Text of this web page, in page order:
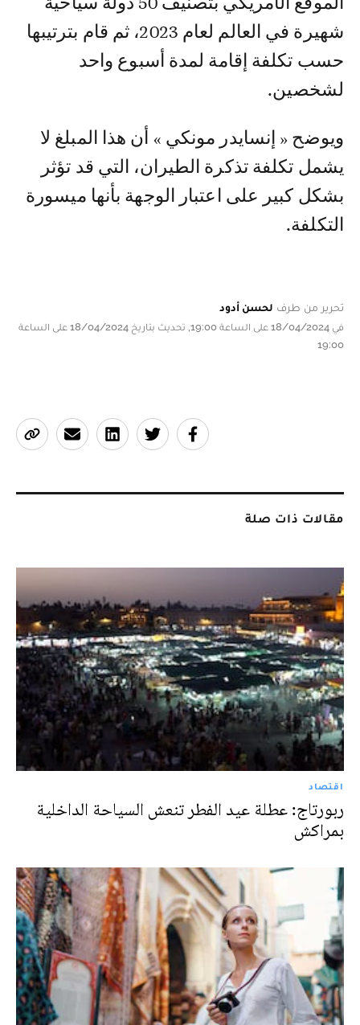
شهيرة في العالم لعام 2023، ثم قام بترتيبها
حسب تكلفة إقامة لمدة أسبوع واحد
لشخصين.
ويوضح « إنسايدر مونكي » أن هذا المبلغ لا
يشمل تكلفة تذكرة الطيران، التي قد تؤثر
بشكل كبير على اعتبار الوجهة بأنها ميسورة
التكلفة.
تحرير من طرف لحسن أدود
في 18/04/2024 على الساعة 19:00, تحديث بتاريخ 18/04/2024 على الساعة
19:00
مقالات ذات صلة
اقتصاد
ربورتاج: عطلة عيد الفطر تنعش السياحة الداخلية
بمراكش